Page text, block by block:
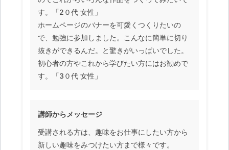
す。「2０代 女性」
ホームページのバナーを可愛くつくりたいの
で、勉強に参加しました。こんなに簡単に切り
抜きができるんだ。と驚きがいっぱいでした。
初心者の方やこれから学びたい方にはお勧めで
す。「3０代 女性」
講師からメッセージ
受講される方は、趣味をお仕事にしたい方から
新しい趣味をみつけたい方まで様々です。